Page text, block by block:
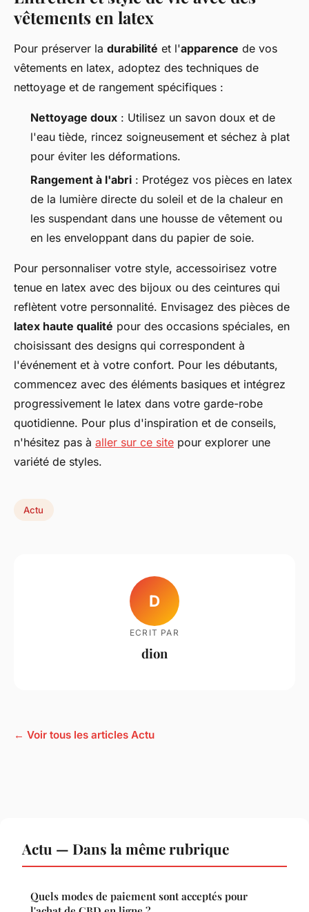
vêtements en latex
Pour préserver la durabilité et l'apparence de vos
vêtements en latex, adoptez des techniques de
nettoyage et de rangement spécifiques :
Nettoyage doux : Utilisez un savon doux et de
l'eau tiède, rincez soigneusement et séchez à plat
pour éviter les déformations.
Rangement à l'abri : Protégez vos pièces en latex
de la lumière directe du soleil et de la chaleur en
les suspendant dans une housse de vêtement ou
en les enveloppant dans du papier de soie.
Pour personnaliser votre style, accessoirisez votre
tenue en latex avec des bijoux ou des ceintures qui
reflètent votre personnalité. Envisagez des pièces de
latex haute qualité pour des occasions spéciales, en
choisissant des designs qui correspondent à
l'événement et à votre confort. Pour les débutants,
commencez avec des éléments basiques et intégrez
progressivement le latex dans votre garde-robe
quotidienne. Pour plus d'inspiration et de conseils,
n'hésitez pas à aller sur ce site pour explorer une
variété de styles.
Actu
D
ECRIT PAR
dion
← Voir tous les articles Actu
Actu — Dans la même rubrique
Quels modes de paiement sont acceptés pour